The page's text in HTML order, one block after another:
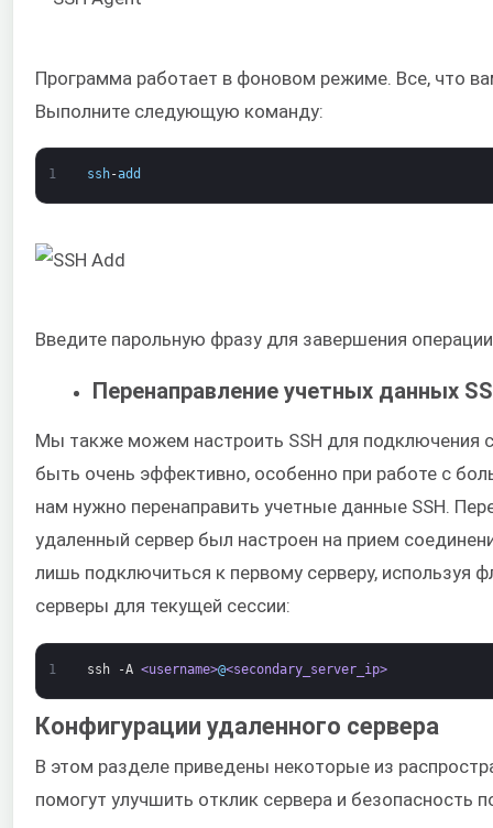
Программа работает в фоновом режиме. Все, что
Выполните следующую команду:
1 ssh-add
Введите парольную фразу для завершения
Перенаправление учетных данных
Мы также можем настроить SSH для подключения
быть очень эффективно, особенно при работе с
нам нужно перенаправить учетные данные SSH.
удаленный сервер был настроен на прием
лишь подключиться к первому серверу, используя
серверы для текущей сессии:
1 ssh -A <username>@<secondary_server_ip>
Конфигурации удаленного сервера
В этом разделе приведены некоторые из
помогут улучшить отклик сервера и безопасность